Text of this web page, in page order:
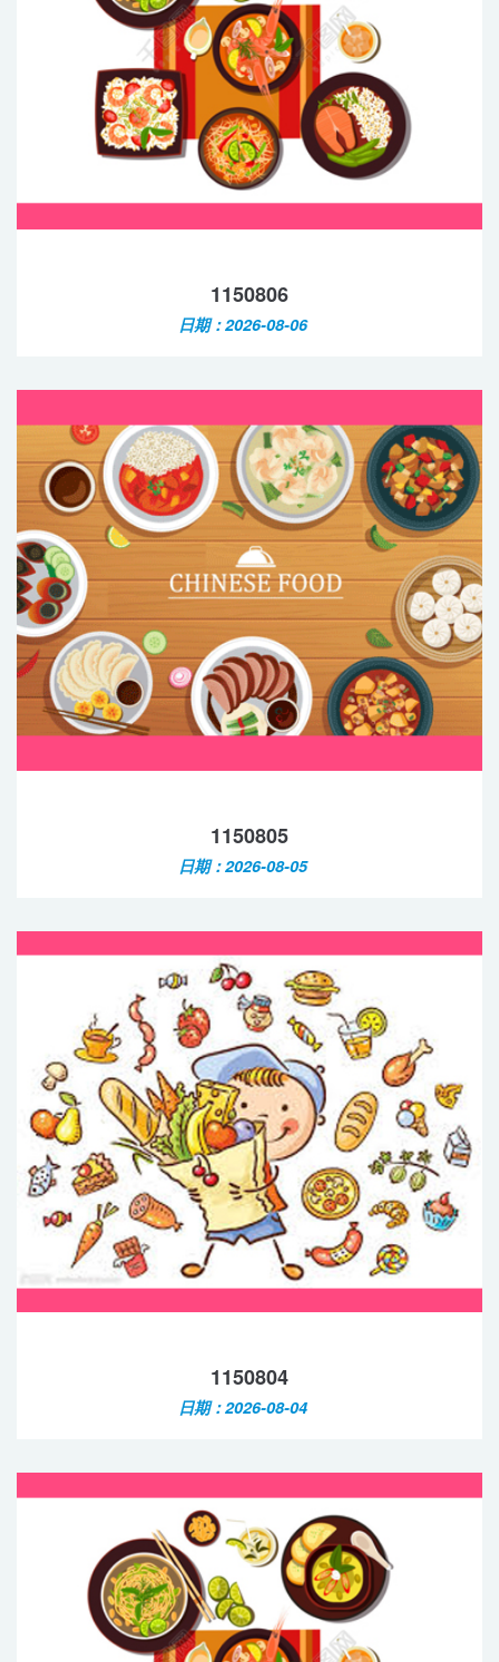
1150806
日期：2026-08-06
1150805
日期：2026-08-05
1150804
日期：2026-08-04